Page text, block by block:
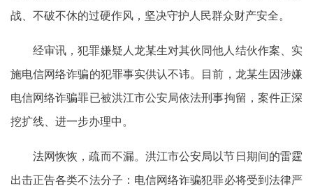
战、不破不休的过硬作风，坚决守护人民群众财产安全。
经审讯，犯罪嫌疑人龙某生对其伙同他人结伙作案、实
施电信网络诈骗的犯罪事实供认不讳。目前，龙某生因涉嫌
电信网络诈骗罪已被洪江市公安局依法刑事拘留，案件正深
挖扩线、进一步办理中。
法网恢恢，疏而不漏。洪江市公安局以节日期间的雷霆
出击正告各类不法分子：电信网络诈骗犯罪必将受到法律严